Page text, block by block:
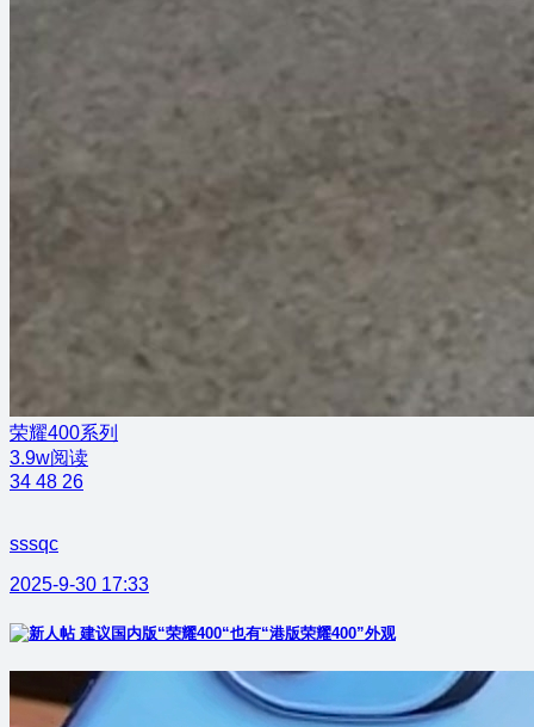
荣耀400系列
3.9w阅读
34 48 26
sssqc
2025-9-30 17:33
建议国内版“荣耀400“也有“港版荣耀400”外观